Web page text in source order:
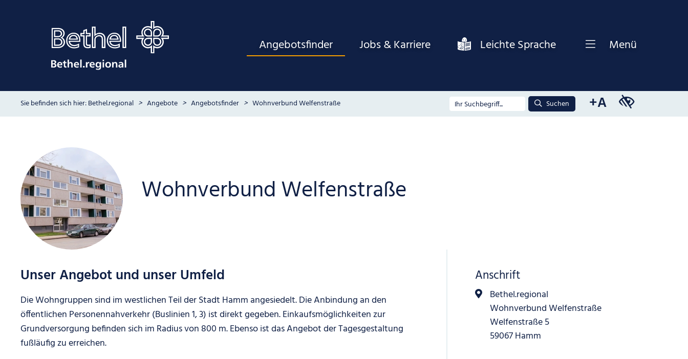
Angebotsfinder Jobs & Karriere Leichte Sprache Menü
Bethel.regional Angebote Angebotsfinder Wohnverbund Welfenstraße Suchen +A
Wohnverbund Welfenstraße
Unser Angebot und unser Umfeld
Die Wohngruppen sind im westlichen Teil der Stadt Hamm angesiedelt. Die Anbindung an den
öffentlichen Personennahverkehr (Buslinien 1, 3) ist direkt gegeben. Einkaufsmöglichkeiten zur
Grundversorgung befinden sich im Radius von 800 m. Ebenso ist das Angebot der Tagesgestaltung
fußläufig zu erreichen.
Anschrift
Bethel.regional
Wohnverbund Welfenstraße
Welfenstraße 5
59067 Hamm